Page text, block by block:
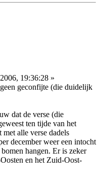
19:36:28 »
geconfijte (die duidelijk
dat de verse (die
ten tijde van het
alle verse dadels
december weer een intocht
hangen. Er is zeker
en het Zuid-Oost-